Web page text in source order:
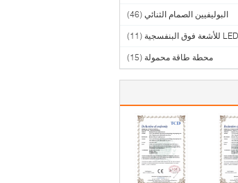
البوليفيين الصمام الثنائي (46)
(11)
محطة طاقة محمولة (15)